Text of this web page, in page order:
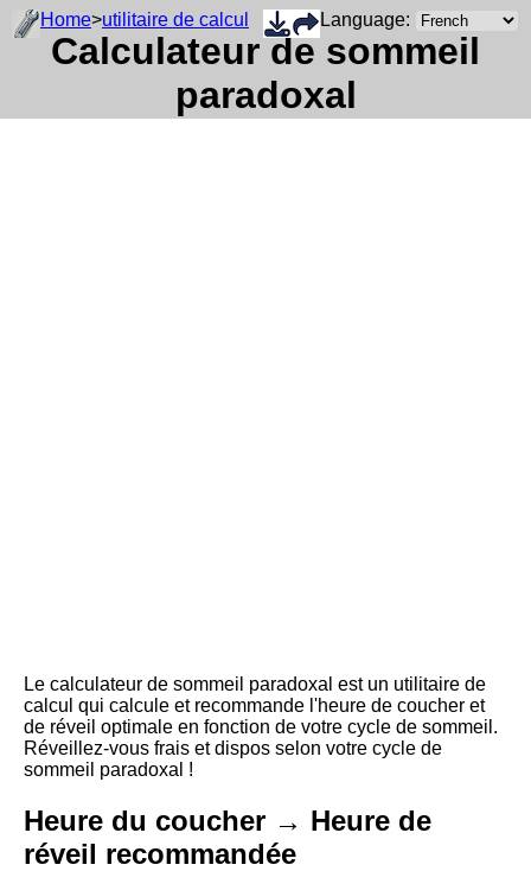
Home>utilitaire de calcul
Calculateur de sommeil
paradoxal
Language:
Le calculateur de sommeil paradoxal est un utilitaire de
calcul qui calcule et recommande l'heure de coucher et
de réveil optimale en fonction de votre cycle de sommeil.
Réveillez-vous frais et dispos selon votre cycle de
sommeil paradoxal !
Heure du coucher → Heure de
réveil recommandée